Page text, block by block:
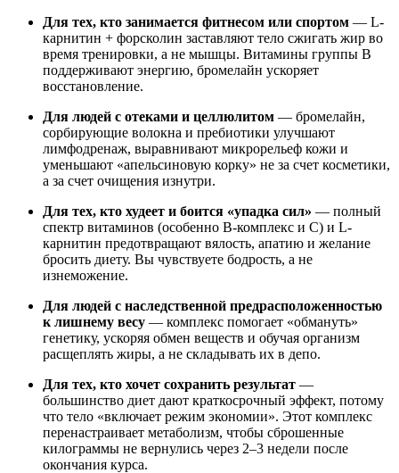
Для тех, кто занимается фитнесом или спортом — L-
карнитин + форсколин заставляют тело сжигать жир во
время тренировки, а не мышцы. Витамины группы B
поддерживают энергию, бромелайн ускоряет
восстановление.
Для людей с отеками и целлюлитом — бромелайн,
сорбирующие волокна и пребиотики улучшают
лимфодренаж, выравнивают микрорельеф кожи и
уменьшают «апельсиновую корку» не за счет косметики,
а за счет очищения изнутри.
Для тех, кто худеет и боится «упадка сил» — полный
спектр витаминов (особенно B-комплекс и C) и L-
карнитин предотвращают вялость, апатию и желание
бросить диету. Вы чувствуете бодрость, а не
изнеможение.
Для людей с наследственной предрасположенностью
к лишнему весу — комплекс помогает «обмануть»
генетику, ускоряя обмен веществ и обучая организм
расщеплять жиры, а не складывать их в депо.
Для тех, кто хочет сохранить результат —
большинство диет дают краткосрочный эффект, потому
что тело «включает режим экономии». Этот комплекс
перенастраивает метаболизм, чтобы сброшенные
килограммы не вернулись через 2–3 недели после
окончания курса.